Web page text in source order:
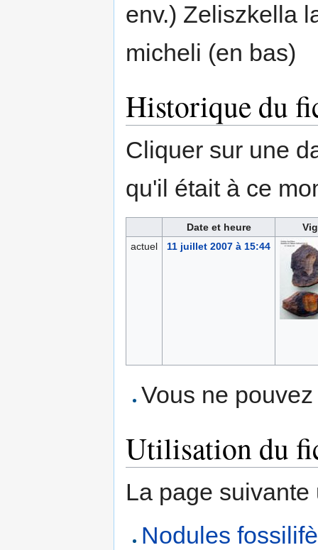
env.) Zeliszkella
micheli (en bas)
Historique du
Cliquer sur une
qu'il était à ce
Date et heure
actuel
11 juillet 2007 à 15:44
Vous ne
Utilisation du
La page
Nodules